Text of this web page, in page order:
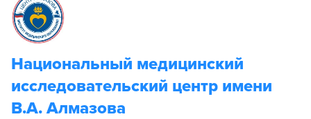
Национальный медицинский
исследовательский центр имени
В.А. Алмазова